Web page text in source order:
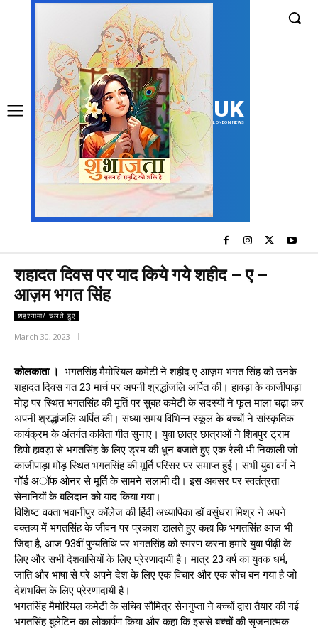
UK
LONDON NEWS
शहादत दिवस पर याद किये गये शहीद – ए –
आज़म भगत सिंह
शहरनामा/ चलते हुए
March 30, 2023
कोलकाता । भगतसिंह मैमोरियल कमेटी ने शहीद ए आज़म भगत सिंह को उनके
शहादत दिवस गत 23 मार्च पर अपनी श्रद्धांजलि अर्पित की। हावड़ा के काजीपाड़ा
मोड़ पर स्थित भगतसिंह की मूर्ति पर सुबह कमेटी के सदस्यों ने फूल माला चढ़ा कर
अपनी श्रद्धांजलि अर्पित की। संध्या समय विभिन्न स्कूल के बच्चों ने सांस्कृतिक
कार्यक्रम के अंतर्गत कविता गीत सुनाए। युवा छात्र छात्राओं ने शिबपुर ट्राम
डिपो हावड़ा से भगतसिंह के लिए ड्रम की धुन बजाते हुए एक रैली भी निकाली जो
काजीपाड़ा मोड़ स्थित भगतसिंह की मूर्ति परिसर पर समाप्त हुई। सभी युवा वर्ग ने
गॉर्ड अॉफ ओनर से मूर्ति के सामने सलामी दी। इस अवसर पर स्वतंत्रता
सेनानियों के बलिदान को याद किया गया।
विशिष्ट वक्ता भवानीपुर कॉलेज की हिंदी अध्यापिका डॉ वसुंधरा मिश्र ने अपने
वक्तव्य में भगतसिंह के जीवन पर प्रकाश डालते हुए कहा कि भगतसिंह आज भी
जिंदा है, आज 93वीं पुण्यतिथि पर भगतसिंह को स्मरण करना हमारे युवा पीढ़ी के
लिए और सभी देशवासियों के लिए प्रेरणादायी है। मात्र 23 वर्ष का युवक धर्म,
जाति और भाषा से परे अपने देश के लिए एक विचार और एक सोच बन गया है जो
देशभक्ति के लिए प्रेरणादायी है।
भगतसिंह मैमोरियल कमेटी के सचिव सौमित्र सेनगुप्ता ने बच्चों द्वारा तैयार की गई
भगतसिंह बुलेटिन का लोकार्पण किया और कहा कि इससे बच्चों की सृजनात्मक